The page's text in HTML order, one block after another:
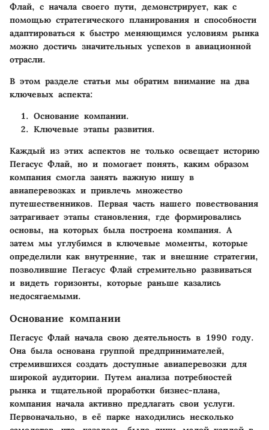
Флай, с начала своего пути, демонстрирует, как с
помощью стратегического планирования и способности
адаптироваться к быстро меняющимся условиям рынка
можно достичь значительных успехов в авиационной
отрасли.
В этом разделе статьи мы обратим внимание на два
ключевых аспекта:
Основание компании.
Ключевые этапы развития.
Каждый из этих аспектов не только освещает историю
Пегасус Флай, но и помогает понять, каким образом
компания смогла занять важную нишу в
авиаперевозках и привлечь множество
путешественников. Первая часть нашего повествования
затрагивает этапы становления, где формировались
основы, на которых была построена компания. А
затем мы углубимся в ключевые моменты, которые
определили как внутренние, так и внешние стратегии,
позволившие Пегасус Флай стремительно развиваться
и видеть горизонты, которые раньше казались
недосягаемыми.
Основание компании
Пегасус Флай начала свою деятельность в 1990 году.
Она была основана группой предпринимателей,
стремившихся создать доступные авиаперевозки для
широкой аудитории. Путем анализа потребностей
рынка и тщательной проработки бизнес-плана,
компания начала активно предлагать свои услуги.
Первоначально, в её парке находились несколько